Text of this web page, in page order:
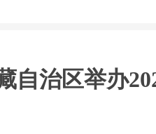
自治区举办